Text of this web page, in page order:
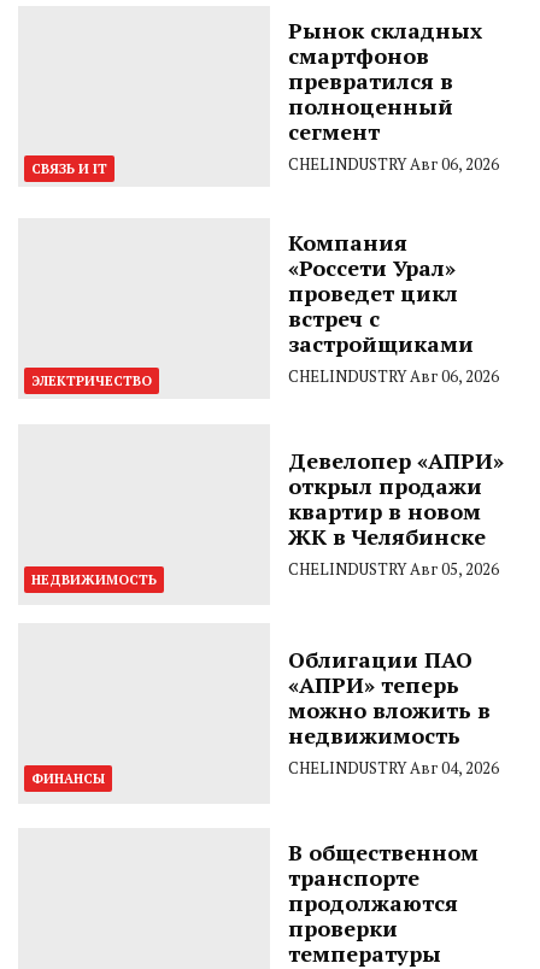
СВЯЗЬ И IT
Рынок складных
смартфонов
превратился в
полноценный
сегмент
CHELINDUSTRYАвг 06, 2026
ЭЛЕКТРИЧЕСТВО
Компания
«Россети Урал»
проведет цикл
встреч с
застройщиками
CHELINDUSTRYАвг 06, 2026
НЕДВИЖИМОСТЬ
Девелопер «АПРИ»
открыл продажи
квартир в новом
ЖК в Челябинске
CHELINDUSTRYАвг 05, 2026
ФИНАНСЫ
Облигации ПАО
«АПРИ» теперь
можно вложить в
недвижимость
CHELINDUSTRYАвг 04, 2026
В общественном
транспорте
продолжаются
проверки
температуры